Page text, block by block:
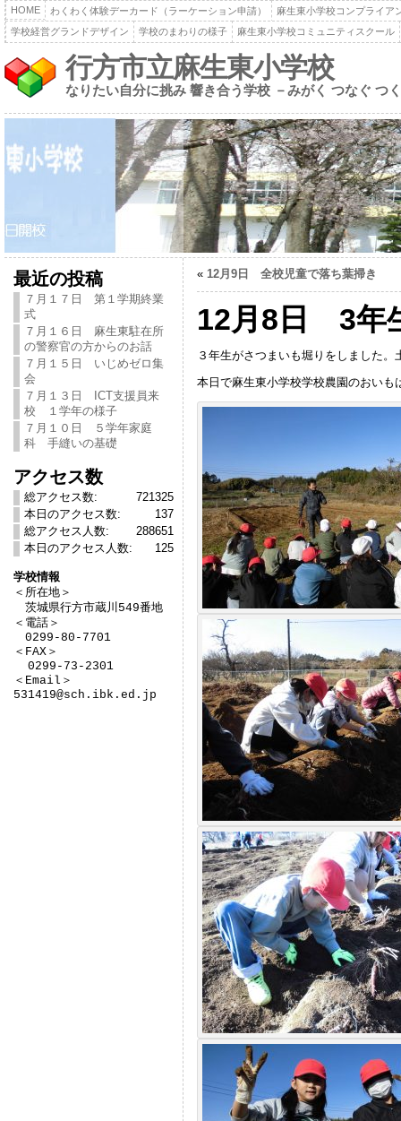
HOME わくわく体験デーカード（ラーケーション申請）
麻生東小学校コンプライア
学校経営グランドデザイン
学校のまわりの様子 麻生東小学校コミュニティスクール
行方市立麻生東小学校
なりたい自分に挑み 響き合う学校 －みがく つなぐ つ
最近の投稿
７月１７日 第１学期終業
式
７月１６日 麻生東駐在所
の警察官の方からのお話
７月１５日 いじめゼロ集
会
７月１３日 ICT支援員来
校 １学年の様子
７月１０日 ５学年家庭
科 手縫いの基礎
アクセス数
721325
総アクセス数:
137
本日のアクセス数:
288651
総アクセス人数:
125
本日のアクセス人数:
学校情報
＜所在地＞
茨城県行方市蔵川549番地
＜電話＞
0299-80-7701
＜FAX＞
＜Email＞
531419@sch.ibk.ed.jp
« 12月9日 全校児童で落ち葉掃き
12月8日 3年
３年生がさつまいも堀りをしました
本日で麻生東小学校学校農園のおい